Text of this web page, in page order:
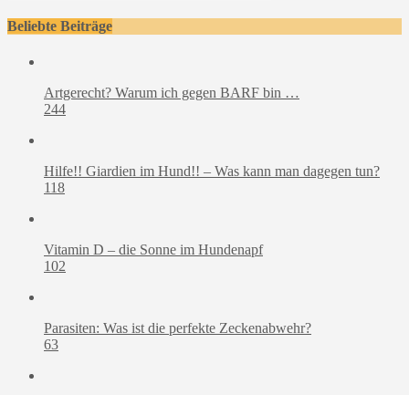
Beliebte Beiträge
Artgerecht? Warum ich gegen BARF bin …
244
Hilfe!! Giardien im Hund!! – Was kann man dagegen tun?
118
Vitamin D – die Sonne im Hundenapf
102
Parasiten: Was ist die perfekte Zeckenabwehr?
63